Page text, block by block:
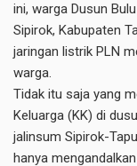
ini, warga Dusun
Sipirok, Kabupaten
jaringan listrik PLN
warga.
Tidak itu saja yang
Keluarga (KK) di
jalinsum Sipirok-
hanya